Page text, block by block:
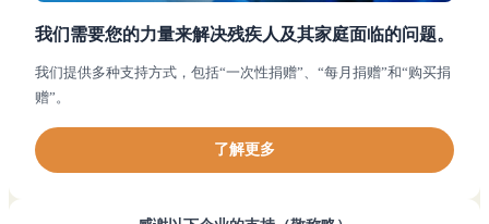
我们需要您的力量来解决残疾人及其家庭面临的问题。
我们提供多种支持方式，包括“一次性捐赠”、“每月捐赠”和“购买捐
赠”。
了解更多